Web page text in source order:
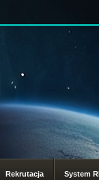
Rekrutacja System